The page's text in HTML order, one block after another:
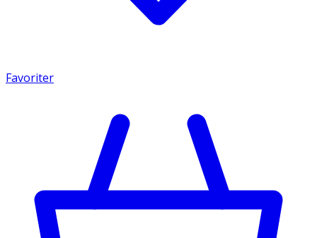
Favoriter